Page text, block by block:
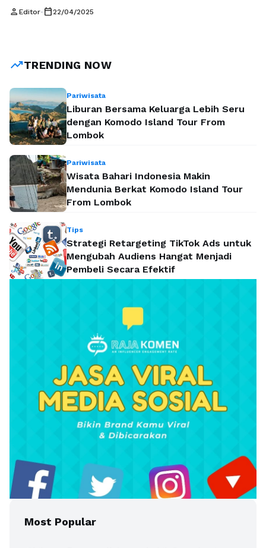
satu komponen penting dalam psikotes adalah Tes Potensi
untuk mengikuti pembelajaran higher-order …
person Editor• calendar_today 22/04/2025
trending_upTRENDING NOW
Pariwisata
Liburan Bersama Keluarga Lebih Seru
dengan Komodo Island Tour From
Lombok
Pariwisata
Wisata Bahari Indonesia Makin
Mendunia Berkat Komodo Island Tour
From Lombok
Tips
Strategi Retargeting TikTok Ads untuk
Mengubah Audiens Hangat Menjadi
Pembeli Secara Efektif
Most Popular